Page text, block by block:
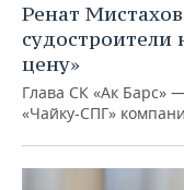
Ренат
судостроители
цену»
Глава СК «Ак Барс»
«Чайку-СПГ»